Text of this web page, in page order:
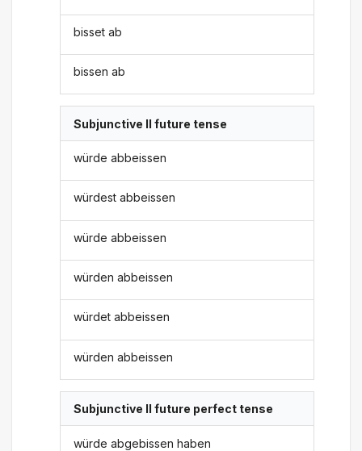
bisset ab
bissen ab
Subjunctive II future tense
würde abbeissen
würdest abbeissen
würde abbeissen
würden abbeissen
würdet abbeissen
würden abbeissen
Subjunctive II future perfect tense
würde abgebissen haben